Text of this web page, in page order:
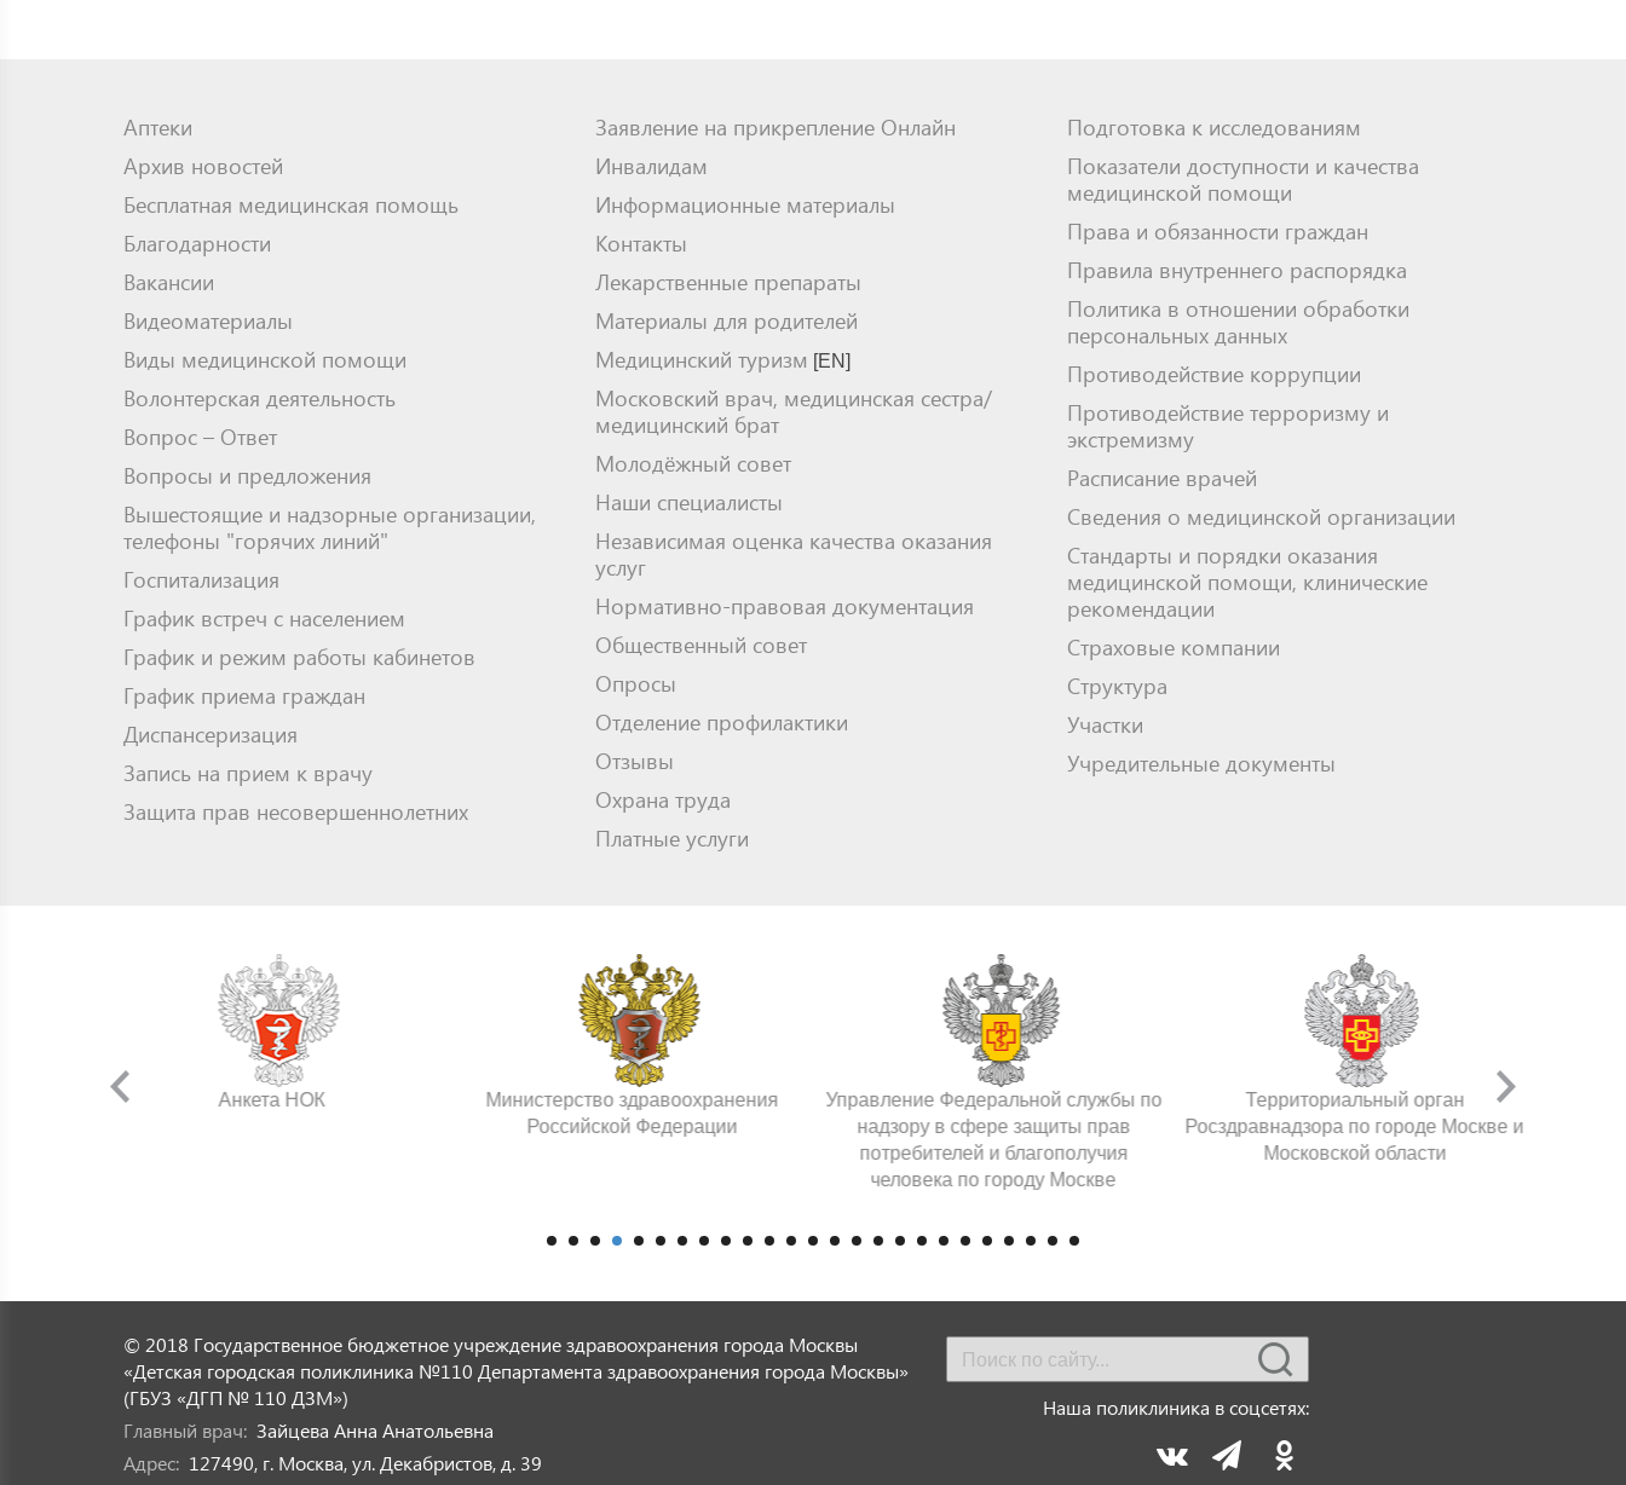
Аптеки
Архив новостей
Бесплатная медицинская помощь
Благодарности
Вакансии
Видеоматериалы
Виды медицинской помощи
Волонтерская деятельность
Вопрос – Ответ
Вопросы и предложения
Вышестоящие и надзорные организации,
телефоны "горячих линий"
Госпитализация
График встреч с населением
График и режим работы кабинетов
График приема граждан
Диспансеризация
Запись на прием к врачу
Защита прав несовершеннолетних
Заявление на прикрепление Онлайн
Инвалидам
Информационные материалы
Контакты
Лекарственные препараты
Материалы для родителей
Медицинский туризм [EN]
Московский врач, медицинская сестра/
медицинский брат
Молодёжный совет
Наши специалисты
Независимая оценка качества оказания
услуг
Нормативно-правовая документация
Общественный совет
Опросы
Отделение профилактики
Отзывы
Охрана труда
Платные услуги
Подготовка к исследованиям
Показатели доступности и качества
медицинской помощи
Права и обязанности граждан
Правила внутреннего распорядка
Политика в отношении обработки
персональных данных
Противодействие коррупции
Противодействие терроризму и
экстремизму
Расписание врачей
Сведения о медицинской организации
Стандарты и порядки оказания
медицинской помощи, клинические
рекомендации
Страховые компании
Структура
Участки
Учредительные документы
Анкета НОК
Министерство здравоохранения
Российской Федерации
Управление Федеральной службы по
надзору в сфере защиты прав
потребителей и благополучия
человека по городу Москве
Территориальный орган
Росздравнадзора по городе Москве и
Московской области
© 2018 Государственное бюджетное учреждение здравоохранения города Москвы
«Детская городская поликлиника №110 Департамента здравоохранения города Москвы»
(ГБУЗ «ДГП № 110 ДЗМ»)
Главный врач: Зайцева Анна Анатольевна
Адрес: 127490, г. Москва, ул. Декабристов, д. 39
Наша поликлиника в соцсетях: